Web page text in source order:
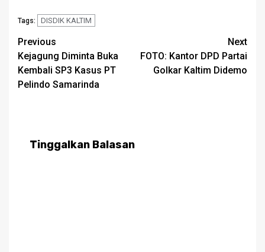
Tags: DISDIK KALTIM
Post
navigation
Previous
Kejagung Diminta Buka
Kembali SP3 Kasus PT
Pelindo Samarinda
Next
FOTO: Kantor DPD Partai
Golkar Kaltim Didemo
Tinggalkan Balasan